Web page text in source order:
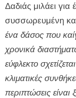
Δαδιάς μιλάει
συσσωρευμένη
ένα δάσος που
χρονικά
εύφλεκτο
κλιματικές
περιπτώσεις